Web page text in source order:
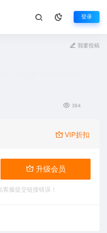
登录
我要投稿
364
VIP折扣
升级会员
服提交链接错误！